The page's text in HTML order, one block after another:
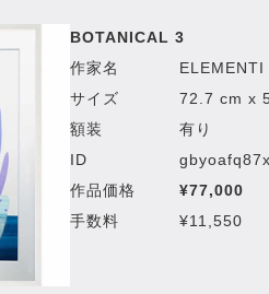
BOTANICAL 3
作家名
ELEMENTI
サイズ
72.7 cm x
額装
有り
ID
gbyoafq87x
作品価格
¥77,000
手数料
¥11,550